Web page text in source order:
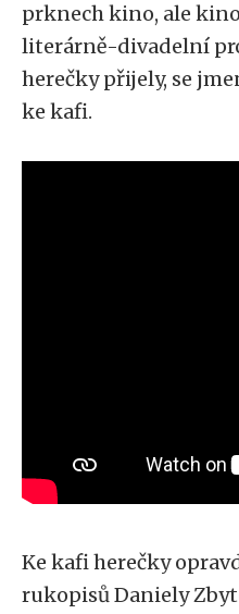
prknech kino, ale
literárně-divadelní
herečky přijely, se
ke kafi.
Ke kafi herečky
rukopisů Daniely